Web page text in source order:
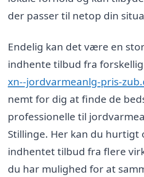
der passer til netop din
Endelig kan det være en
indhente tilbud fra
xn--jordvarmeanlg-pris-
nemt for dig at finde de
professionelle til
Stillinge. Her kan du hurtigt
indhentet tilbud fra flere
du har mulighed for at